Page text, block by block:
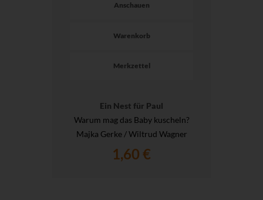
Anschauen
Warenkorb
Merkzettel
Ein Nest für Paul
Warum mag das Baby kuscheln?
Majka Gerke / Wiltrud Wagner
1,60 €